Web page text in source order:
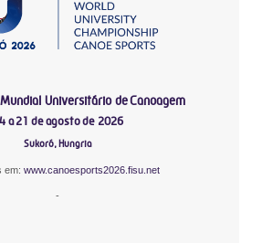
Universitário de Canoagem
a 21 de agosto de 2026
Sukoró, Hungria
em: www.canoesports2026.fisu.net
-